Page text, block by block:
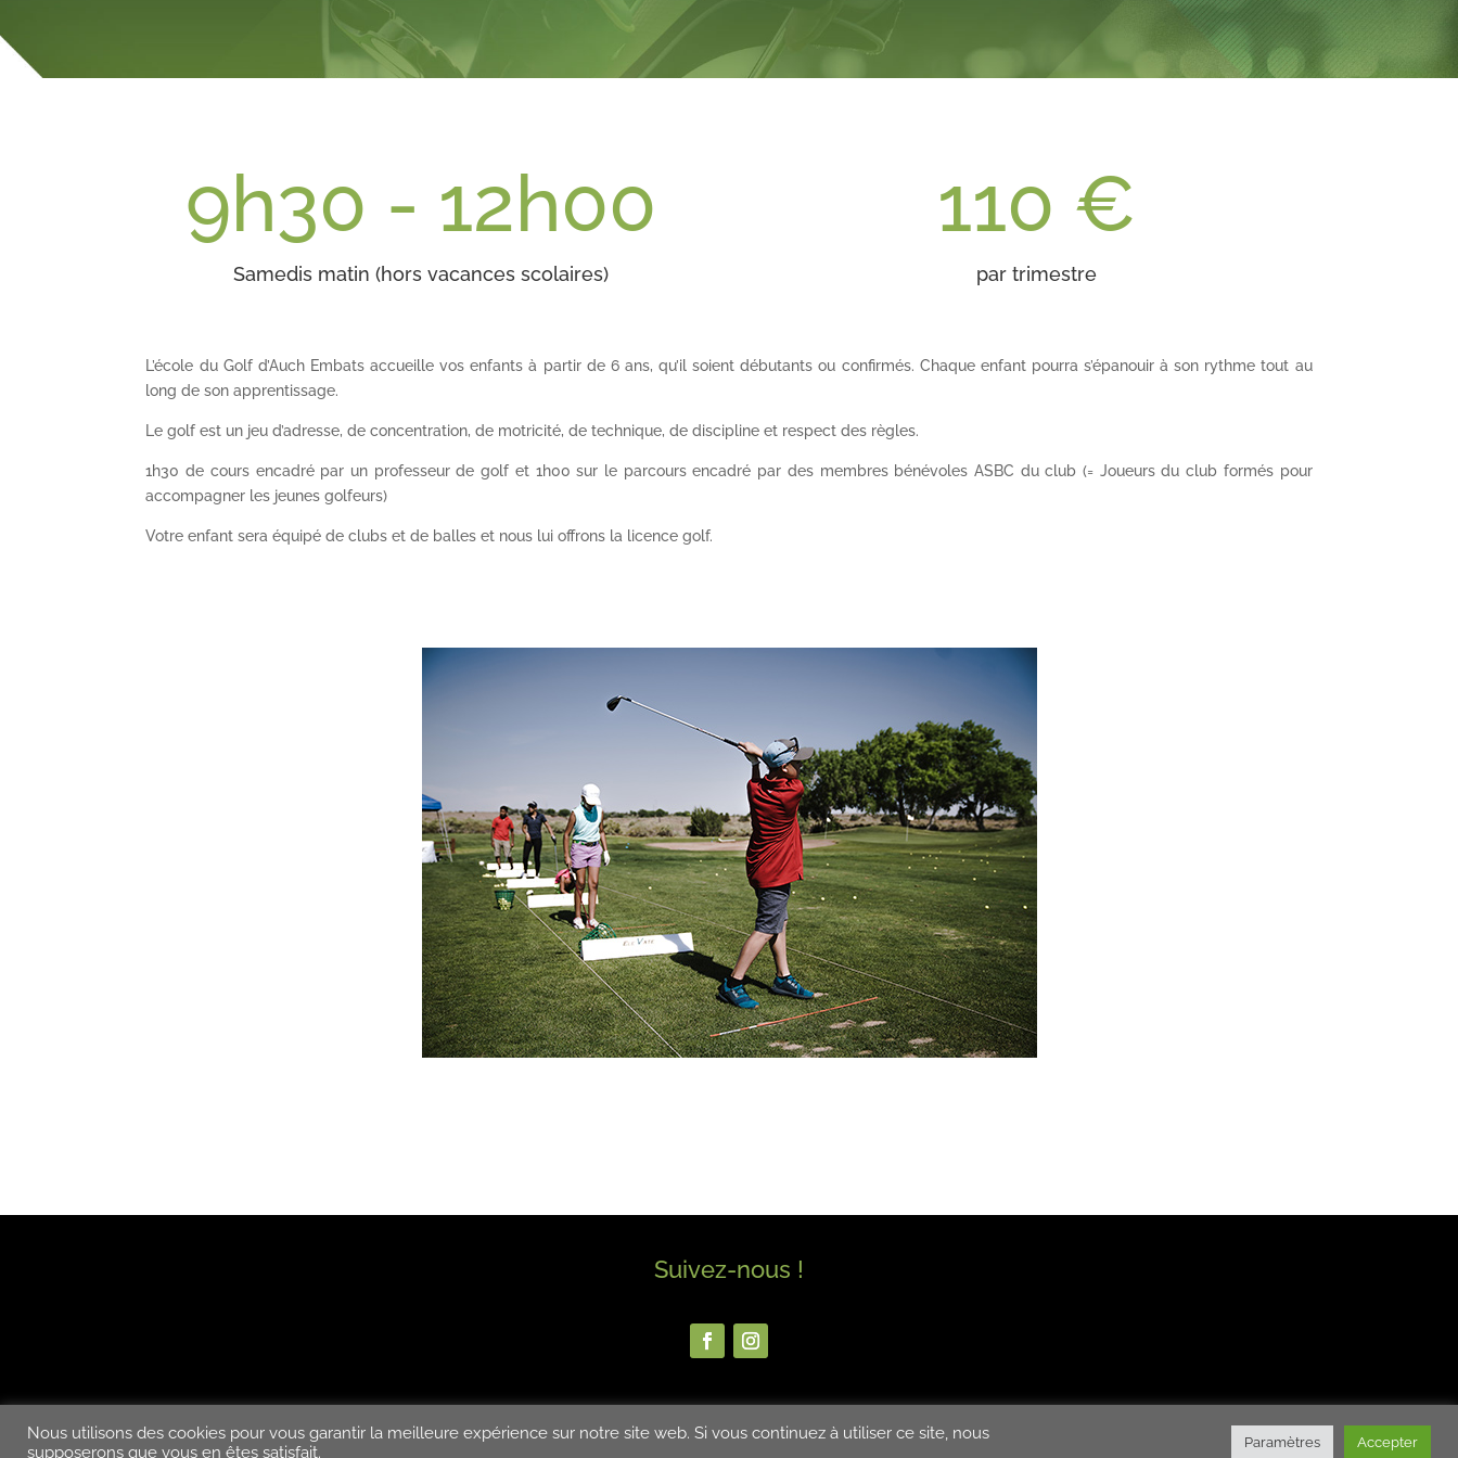
9h30 - 12h00
Samedis matin (hors vacances scolaires)
110 €
par trimestre
L’école du Golf d’Auch Embats accueille vos enfants à partir de 6 ans, qu’il soient débutants ou confirmés. Chaque enfant pourra s’épanouir à son rythme tout au
long de son apprentissage.
Le golf est un jeu d’adresse, de concentration, de motricité, de technique, de discipline et respect des règles.
1h30 de cours encadré par un professeur de golf et 1h00 sur le parcours encadré par des membres bénévoles ASBC du club (= Joueurs du club formés pour
accompagner les jeunes golfeurs)
Votre enfant sera équipé de clubs et de balles et nous lui offrons la licence golf.
Suivez-nous !
GOLF D’AUCH EMBATS © 2024 – TOUS DROITS RÉSERVÉS Mentions légales
Nous utilisons des cookies pour vous garantir la meilleure expérience sur notre site web. Si vous continuez à utiliser ce site, nous
supposerons que vous en êtes satisfait.
Paramètres Accepter